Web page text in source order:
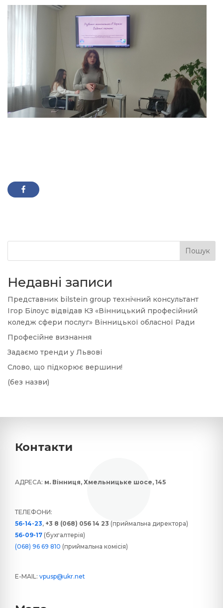
Пошук
Недавні записи
Представник bilstein group технічний консультант
Ігор Білоус відвідав КЗ «Вінницький професійний
коледж сфери послуг» Вінницької обласної Ради
Професійне визнання
Задаємо тренди у Львові
Слово, що підкорює вершини!
(без назви)
Контакти
АДРЕСА: м. Вінниця, Хмельницьке шосе, 145
ТЕЛЕФОНИ:
56-14-23, +3 8 (068) 056 14 23 (приймальна директора)
56-09-17 (бухгалтерія)
(068) 96 69 810 (приймальна комісія)
E-MAIL: vpusp@ukr.net